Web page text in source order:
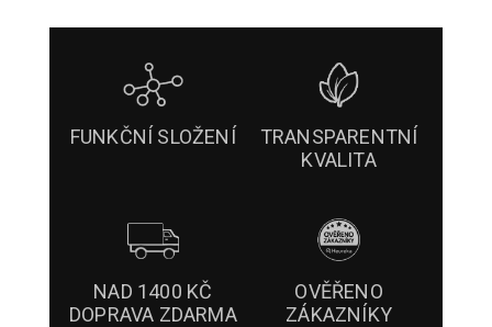
FUNKČNÍ SLOŽENÍ
TRANSPARENTNÍ
KVALITA
NAD 1400 KČ
DOPRAVA ZDARMA
OVĚŘENO
ZÁKAZNÍKY